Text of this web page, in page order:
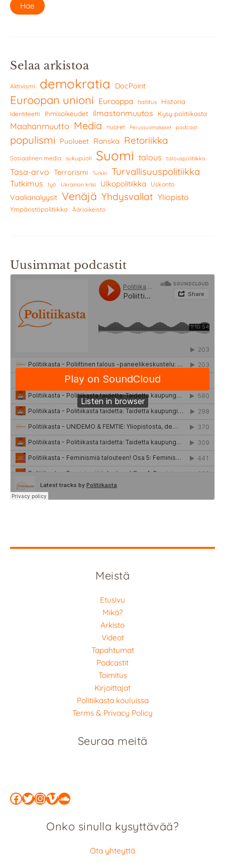
Selaa arkistoa
Aktivismi demokratia DocPoint
Euroopan unioni Eurooppa hallitus Historia
Identiteetti Ihmisoikeudet ilmastonmuutos Kysy politiikasta
Maahanmuutto Media nuoret Perussuomalaiset podcast
populismi Puolueet Ranska Retoriikka
Sosiaalinen media sukupuoli Suomi talous talouspolitiikka
Tasa-arvo Terrorismi Turkki Turvallisuuspolitiikka
Tutkimus työ Ukrainan kriisi Ulkopolitiikka Uskonto
Vaalianalyysit Venäjä Yhdysvallat Yliopisto
Ympäristöpolitiikka Äärioikeisto
Uusimmat podcastit
Meistä
Etusivu
Mikä?
Arkisto
Videot
Tapahtumat
Podcastit
Toimitus
Kirjoittajat
Politiikasta kouluissa
Terms & Privacy Policy
Seuraa meitä
Facebook
Twitter
Instagram
Vimeo
SoundCloud
Onko sinulla kysyttävää?
Ota yhteyttä